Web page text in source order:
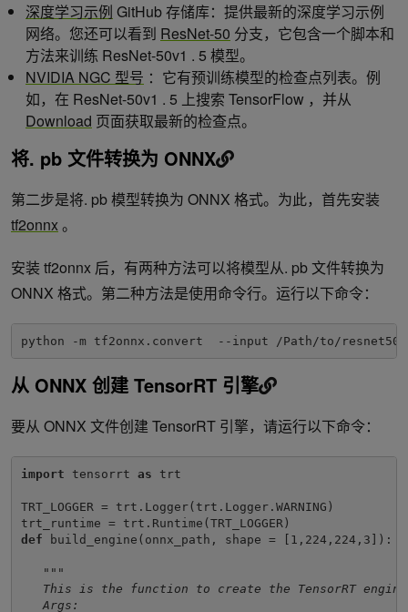
sess.graph_def,
output_node_names)
sess.close()
wkdir = ''
tf.train.write_graph(frozen_graph_def, wkdir,
return in_name, output_node_names
# load the ResNet-50 model pretrained on imagenet
# Convert the Keras ResNet-50 model to a .pb file
in_tensor_name, out_tensor_names =
深度学习示例 GitHub 存储库：提供最新的深度学习示例
网络。您还可以看到 ResNet-50 分支，它包含一个脚本和
方法来训练 ResNet-50v1 . 5 模型。
NVIDIA NGC 型号 ：它有预训练模型的检查点列表。例
如，在 ResNet-50v1 . 5 上搜索 TensorFlow ，并从
Download 页面获取最新的检查点。
将. pb 文件转换为 ONNX
第二步是将. pb 模型转换为 ONNX 格式。为此，首先安装
tf2onnx。
安装 tf2onnx 后，有两种方法可以将模型从. pb 文件转换为
ONNX 格式。第二种方法是使用命令行。运行以下命令：
python -m tf2onnx.convert  --input /Path/to/
从 ONNX 创建 TensorRT 引擎
要从 ONNX 文件创建 TensorRT 引擎，请运行以下命令：
import tensorrt as trt
TRT_LOGGER = trt.Logger(trt.Logger.WARNING)
def
build_engine(onnx_path, shape = [1,224,224,3]):
"""
This is the function to create the TensorRT engine
Args: